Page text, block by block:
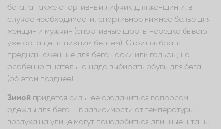
бега, а также спортивный лифчик для женщин и, в
случае необходимости, спортивное нижнее белье для
женщин и мужчин (спортивные шорты нередко бывают
уже оснащены нижним бельем). Стоит выбрать
предназначенные для бега носки или гольфы, но
особенно тщательно надо выбирать обувь для бега
(об этом позднее).
Зимой придется сильнее озадачиться вопросом
одежды для бега – в зависимости от температуры
воздуха на улице могут понадобиться длинные штаны